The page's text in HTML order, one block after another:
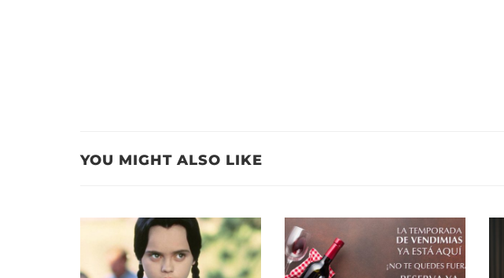
YOU MIGHT ALSO LIKE